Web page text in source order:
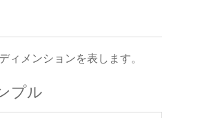
ィメンションを表します。
プル